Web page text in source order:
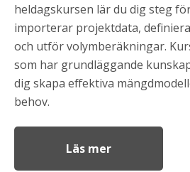
heldagskursen lär du dig steg
importerar projektdata,
och utför volymberäkningar.
som har grundläggande
dig skapa effektiva
behov.
Läs mer